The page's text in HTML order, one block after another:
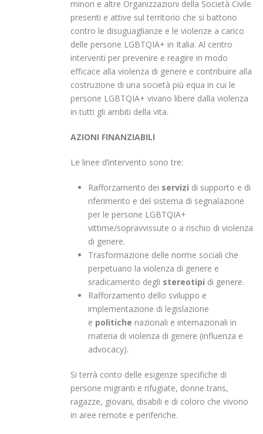
minori e altre Organizzazioni della Società Civile
presenti e attive sul territorio che si battono
contro le disuguaglianze e le violenze a carico
delle persone LGBTQIA+ in Italia. Al centro
interventi per prevenire e reagire in modo
efficace alla violenza di genere e contribuire alla
costruzione di una società più equa in cui le
persone LGBTQIA+ vivano libere dalla violenza
in tutti gli ambiti della vita.
AZIONI FINANZIABILI
Le linee d’intervento sono tre:
Rafforzamento dei servizi di supporto e di
riferimento e del sistema di segnalazione
per le persone LGBTQIA+
vittime/sopravvissute o a rischio di violenza
di genere.
Trasformazione delle norme sociali che
perpetuano la violenza di genere e
sradicamento degli stereotipi di genere.
Rafforzamento dello sviluppo e
implementazione di legislazione
e politiche nazionali e internazionali in
materia di violenza di genere (influenza e
advocacy).
Si terrà conto delle esigenze specifiche di
persone migranti e rifugiate, donne trans,
ragazze, giovani, disabili e di coloro che vivono
in aree remote e periferiche.